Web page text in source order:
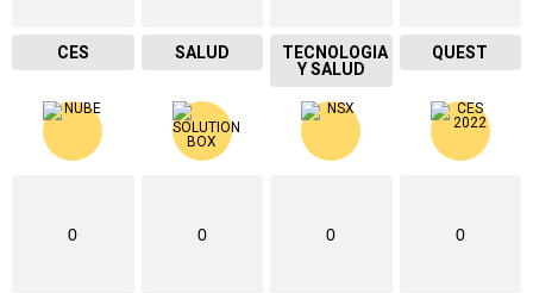
CES SALUD
TECNOLOGIA
Y SALUD
QUEST
0 0 0 0